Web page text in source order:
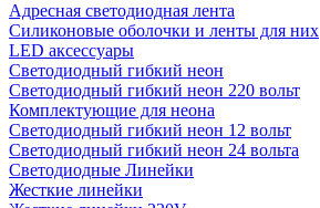
Адресная светодиодная лента
Силиконовые оболочки и ленты для них
LED аксессуары
Светодиодный гибкий неон
Светодиодный гибкий неон 220 вольт
Комплектующие для неона
Светодиодный гибкий неон 12 вольт
Светодиодный гибкий неон 24 вольта
Светодиодные Линейки
Жесткие линейки